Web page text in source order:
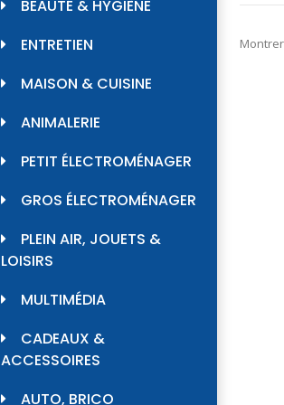
BEAUTÉ & HYGIÈNE
ENTRETIEN
MAISON & CUISINE
ANIMALERIE
PETIT ÉLECTROMÉNAGER
GROS ÉLECTROMÉNAGER
PLEIN AIR, JOUETS &
LOISIRS
MULTIMÉDIA
CADEAUX &
ACCESSOIRES
AUTO, BRICO